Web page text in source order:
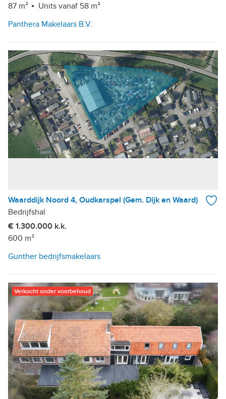
87 m²
Units vanaf 58 m²
Panthera Makelaars B.V.
Waarddijk Noord 4, Oudkarspel (Gem. Dijk en Waard)
Bedrijfshal
€ 1.300.000 k.k.
600 m²
Gunther bedrijfsmakelaars
Verkocht onder voorbehoud